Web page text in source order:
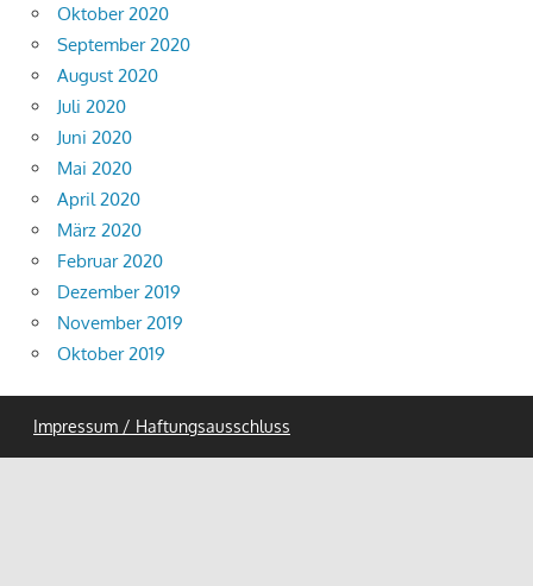
Oktober 2020
September 2020
August 2020
Juli 2020
Juni 2020
Mai 2020
April 2020
März 2020
Februar 2020
Dezember 2019
November 2019
Oktober 2019
Impressum / Haftungsausschluss